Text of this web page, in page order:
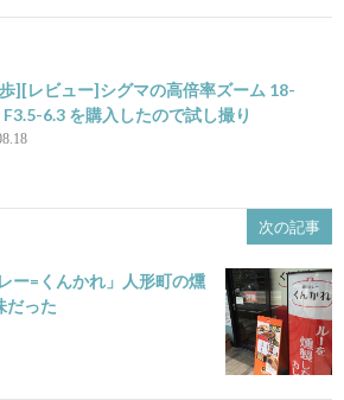
][レビュー]シグマの高倍率ズーム 18-
6.3 を購入したので試し撮り
次の記事
ー=くんかれ」人形町の燻
だった